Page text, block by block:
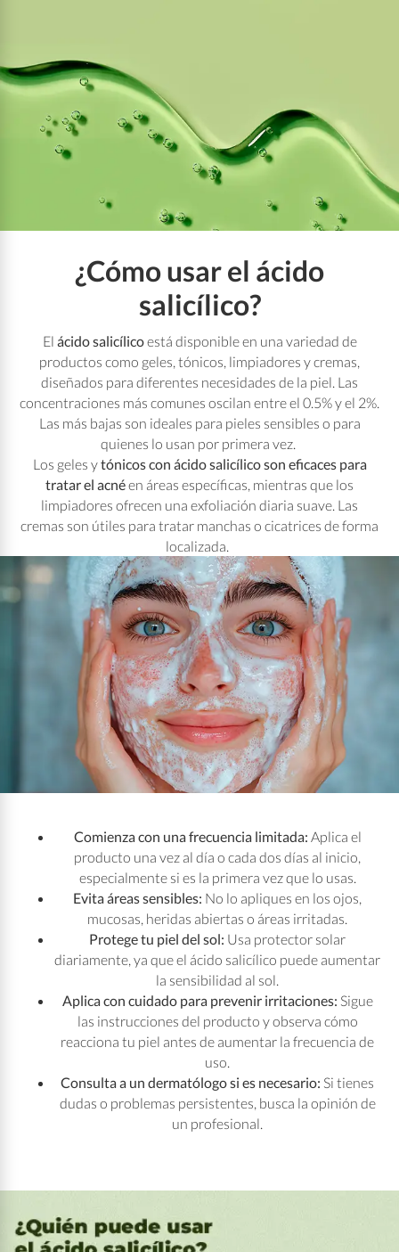
¿Cómo usar el ácido
salicílico?
El ácido salicílicoestá disponible en una variedad de
productos como geles, tónicos, limpiadores y cremas,
diseñados para diferentes necesidades de la piel. Las
concentraciones más comunes oscilan entre el 0.5% y el 2%.
Las más bajas son ideales para pieles sensibles o para
quienes lo usan por primera vez.
Los geles ytónicos con ácido salicílico son eficaces para
tratar el acnéen áreas específicas, mientras que los
limpiadores ofrecen una exfoliación diaria suave. Las
cremas son útiles para tratar manchas o cicatrices de forma
localizada.
Comienza con una frecuencia limitada: Aplica el
producto una vez al día o cada dos días al inicio,
especialmente si es la primera vez que lo usas.
Evita áreas sensibles: No lo apliques en los ojos,
mucosas, heridas abiertas o áreas irritadas.
Protege tu piel del sol: Usa protector solar
diariamente, ya que el ácido salicílico puede aumentar
la sensibilidad al sol.
Aplica con cuidado para prevenir irritaciones: Sigue
las instrucciones del producto y observa cómo
reacciona tu piel antes de aumentar la frecuencia de
uso.
Consulta a un dermatólogo si es necesario: Si tienes
dudas o problemas persistentes, busca la opinión de
un profesional.